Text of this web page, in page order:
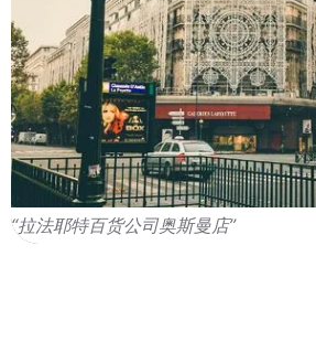
“拉法耶特百货公司奥斯曼店”